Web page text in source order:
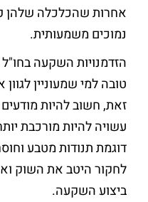
אחרות שהכלכלה שלהן
נמוכים משמעותית.
הזדמנויות השקעה בחו"ל
טובה למי שמעוניין
זאת, חשוב להיות
עשויה להיות מורכבת
דוגמת תנודות מטבע
לחקור היטב את השוק
ביצוע השקעה.